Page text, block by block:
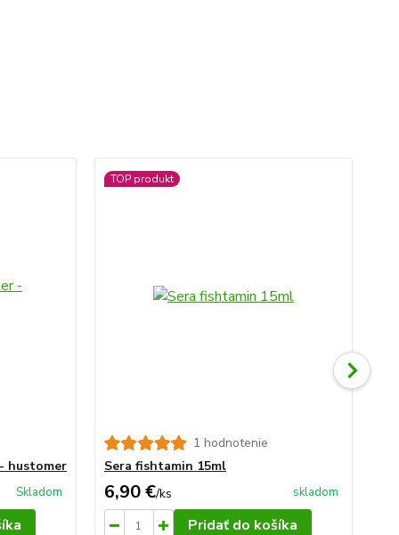
hustomer
Skladom
TOP produkt
1 hodnotenie
Sera fishtamin 15ml
6,90 €/ks skladom
Pridať do košíka